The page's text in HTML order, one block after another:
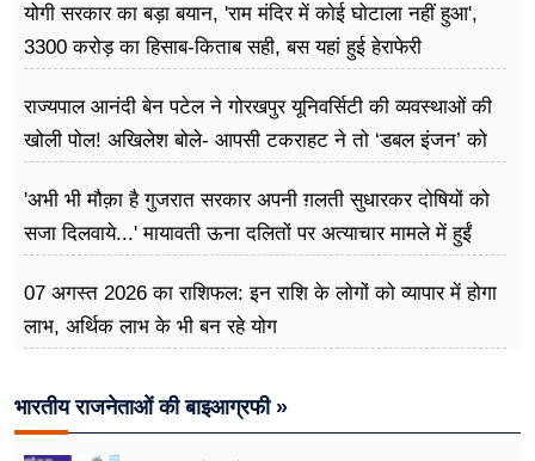
योगी सरकार का बड़ा बयान, 'राम मंदिर में कोई घोटाला नहीं हुआ',
3300 करोड़ का हिसाब-किताब सही, बस यहां हुई हेराफेरी
राज्यपाल आनंदी बेन पटेल ने गोरखपुर यूनिवर्सिटी की व्यवस्थाओं की
खोली पोल! अखिलेश बोले- आपसी टकराहट ने तो ‘डबल इंजन’ को
'अभी भी मौक़ा है गुजरात सरकार अपनी ग़लती सुधारकर दोषियों को
सजा दिलवाये...' मायावती ऊना दलितों पर अत्याचार मामले में हुईं
07 अगस्त 2026 का राशिफल: इन राशि के लोगों को व्यापार में होगा
लाभ, अर्थिक लाभ के भी बन रहे योग
भारतीय राजनेताओं की बाइआग्रफी »